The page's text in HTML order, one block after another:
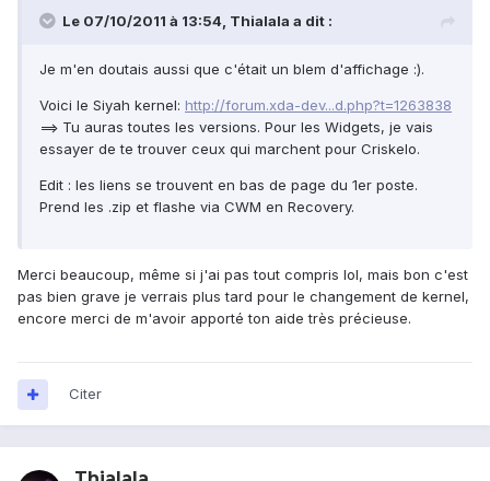
Le 07/10/2011 à 13:54, Thialala a dit :
Je m'en doutais aussi que c'était un blem d'affichage :).
Voici le Siyah kernel: http://forum.xda-dev...d.php?t=1263838
==> Tu auras toutes les versions. Pour les Widgets, je vais
essayer de te trouver ceux qui marchent pour Criskelo.
Edit : les liens se trouvent en bas de page du 1er poste.
Prend les .zip et flashe via CWM en Recovery.
Merci beaucoup, même si j'ai pas tout compris lol, mais bon c'est
pas bien grave je verrais plus tard pour le changement de kernel,
encore merci de m'avoir apporté ton aide très précieuse.
Citer